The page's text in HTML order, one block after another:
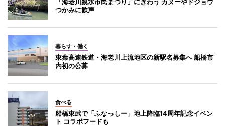
つかみに歓声
暮らす・働く
東葉高速鉄道・海老川上流地区の新駅名募集へ 船橋市
内初の公募
食べる
船橋東武で「ふなっしー」地上降臨14周年記念イベン
ト コラボフードも